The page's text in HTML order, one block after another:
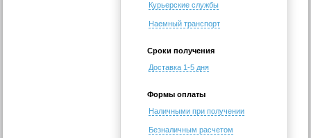
Курьерские службы
Наемный транспорт
Сроки получения
Доставка 1-5 дня
Формы оплаты
Наличными при получении
Безналичным расчетом